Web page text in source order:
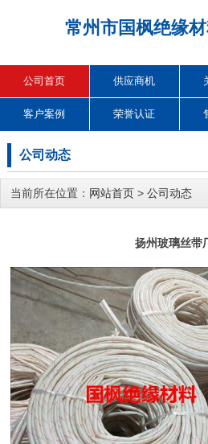
常州市国枫绝缘
公司首页 供应商机
客户案例 荣誉认证
公司动态
当前所在位置： 网站首页 > 公司动态
扬州玻璃丝带